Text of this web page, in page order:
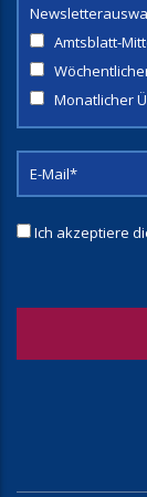
Amtsblatt-
Monatlicher
Ich akzeptiere